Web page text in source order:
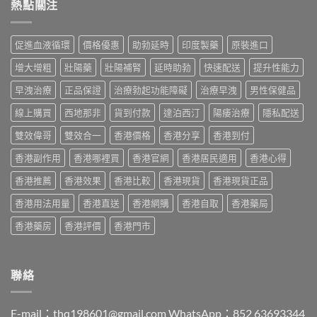
POXET-
原
廠
比
較
及
正
貨
分
辨
指
南〉
中
買
Super
Tadarise
雙
效
片
效
果
與
選
購
指
南〉
中
2026：
男
士
必
睇
的
印
度
仿
製
藥
選
購
指
南〉
中
vs
馬
糖
邊
隻
好？
成
分、
效
果、
價
錢、
副
作
用
全
面
對
熱點關注
促進血液循環 價格優惠 助勃延時 印度製藥
原裝進口
增大增粗
壯陽藥 壯陽補腎 延時助勃 快速配送
提升性能力
早洩治療
正品保證 治療勃起功能障礙 治療早洩
男性保健品
線上購買
西地那非 貨到付款 達泊西汀 陽痿治療
隱私配送
雙效偉哥
雙效合一 香港價格 香港分享
香港到付
香港副作用
香港哪裡買 香港官網 香港居民適用
香港心得
香港推薦
香港效果 香港比較 香港現貨
香港現貨正品
香港用法用量
香港直送 香港網購 香港自取
香港藥局
香港藥房
香港評價 香港門市
聯絡
E-mail： thq198601@gmail.com WhatsApp：852 63693344